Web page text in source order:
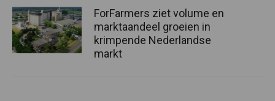
ForFarmers ziet volume en
marktaandeel groeien in
krimpende Nederlandse
markt